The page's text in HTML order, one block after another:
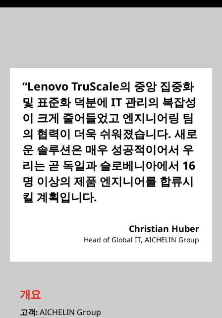
“Lenovo TruScale의 중앙 집중화
및 표준화 덕분에 IT 관리의 복잡성
이 크게 줄어들었고 엔지니어링 팀
의 협력이 더욱 쉬워졌습니다. 새로
운 솔루션은 매우 성공적이어서 우
리는 곧 독일과 슬로베니아에서 16
명 이상의 제품 엔지니어를 합류시
킬 계획입니다.
Christian Huber
Head of Global IT, AICHELIN Group
개요
고객: AICHELIN Group